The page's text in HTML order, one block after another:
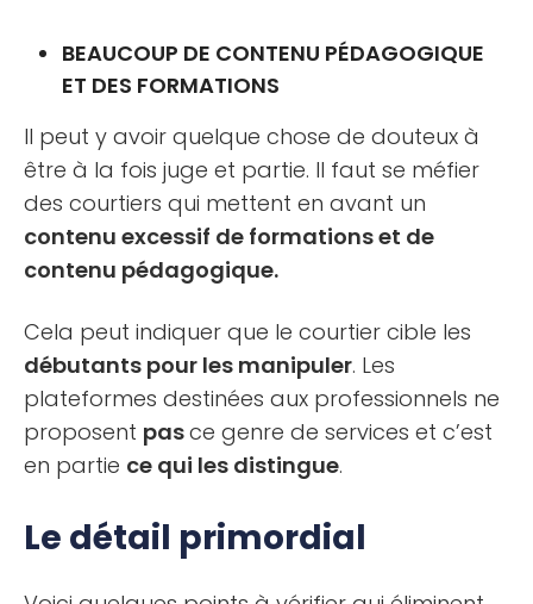
BEAUCOUP DE CONTENU PÉDAGOGIQUE
ET DES FORMATIONS
Il peut y avoir quelque chose de douteux à
être à la fois juge et partie. Il faut se méfier
des courtiers qui mettent en avant un
contenu excessif de formations et de
contenu pédagogique.
Cela peut indiquer que le courtier cible les
débutants pour les manipuler. Les
plateformes destinées aux professionnels ne
proposent pasce genre de services et c’est
en partie ce qui les distingue.
Le détail primordial